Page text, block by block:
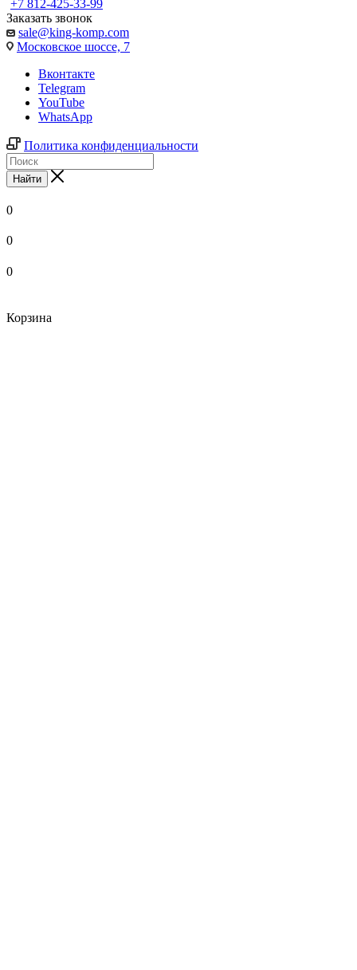
+7 812-425-33-99
Заказать звонок
sale@king-komp.com
Московское шоссе, 7
Вконтакте
Telegram
YouTube
WhatsApp
Политика конфиденциальности
Найти
0
0
0
Корзина